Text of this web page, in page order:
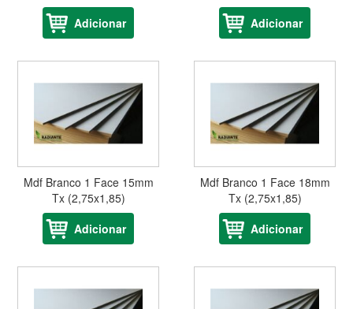
Adicionar
Adicionar
Mdf Branco 1 Face 15mm
Tx (2,75x1,85)
Adicionar
Mdf Branco 1 Face 18mm
Tx (2,75x1,85)
Adicionar